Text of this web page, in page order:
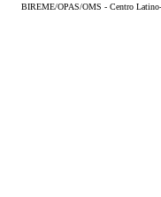
BIREME/OPAS/OMS - Centro Latino-